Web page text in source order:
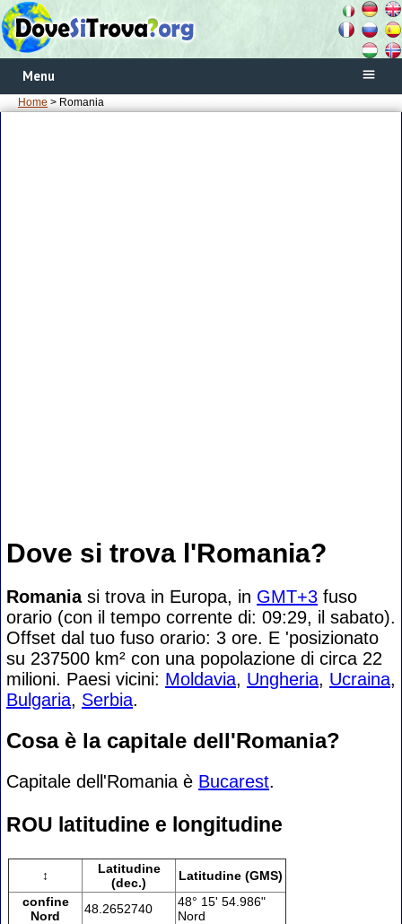
Menu
Home > Romania
Dove si trova l'Romania?
Romaniasi trova in Europa, in GMT+3 fuso
orario (con il tempo corrente di: 09:29, il sabato).
Offset dal tuo fuso orario: 3 ore. E 'posizionato
su 237500 km² con una popolazione di circa 22
milioni. Paesi vicini: Moldavia, Ungheria, Ucraina,
Bulgaria, Serbia.
Cosa è la capitale dell'Romania?
Capitale dell'Romania è Bucarest.
ROU latitudine e longitudine
↕
Latitudine
(dec.)
Latitudine (GMS)
confine
Nord
48.2652740
48° 15' 54.986"
Nord